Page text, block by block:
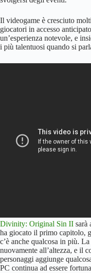
Il videogame è cresciuto
giocatori in accesso
un’esperienza notevole, e
i più talentuosi quando si
Divinity: Original Sin II sarà
ha giocato il primo capitolo,
c’è anche qualcosa in più. La
nuovamente all’altezza, e il
personaggi aggiunge
PC continua ad essere